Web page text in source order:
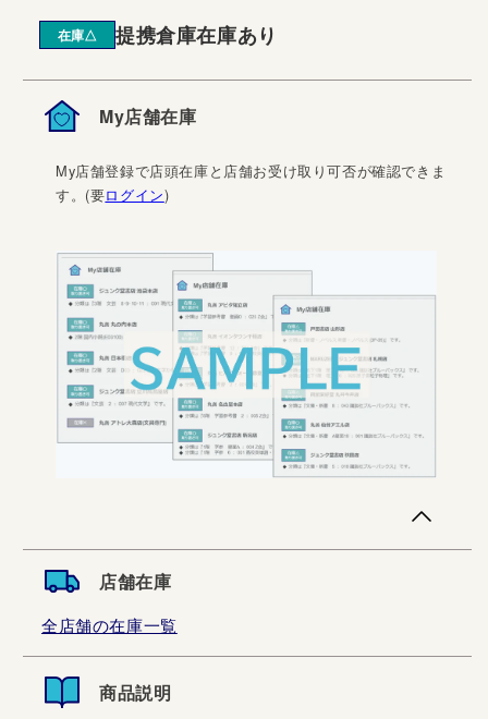
在庫△ 提携倉庫在庫あり
My店舗在庫
My店舗登録で店頭在庫と店舗お受け取り可否が確認できま
す。(要ログイン)
店舗在庫
全店舗の在庫一覧
商品説明